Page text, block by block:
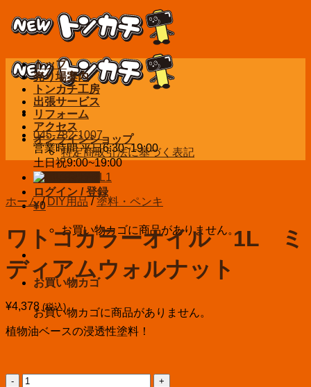
to
content
045-782-1007
営業時間 平日6:30~19:00
土日祝9:00~19:00
お問い合わせ
ログイン / 登録
¥0
お買い物カゴに商品がありません。
お買い物カゴ
お買い物カゴに商品がありません。
トップ
売り場案内
トンカチ工房
出張サービス
リフォーム
アクセス
オンラインショップ
特定商取引法に基づく表記
ホーム / DIY用品 / 塗料・ペンキ
ワトコカラーオイル 1L ミ
ディアムウォルナット
¥4,378 (税込)
植物油ベースの浸透性塗料！
ワ